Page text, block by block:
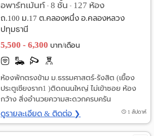
อพาร์ทเม้นท์ • 8 ชั้น • 127 ห้อง
ถ.100 ม.17 ต.คลองหนึ่ง อ.คลองหลวง
ปทุมธานี
5,500 - 6,300 บาท/เดือน
ห้องพักตรงข้าม ม.ธรรมศาสตร์-รังสิต (เยื้อง
ประตูเชียงราก1 )ติดถนนใหญ่ ไม่เข้าซอย ห้อง
กว้าง สิ่งอำนวยความสะดวกครบครัน
ดูรายละเอียด & ติดต่อ ❯ 1 สัปดาห์